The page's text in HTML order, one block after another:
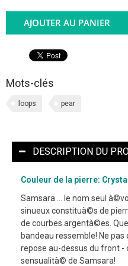
AJOUTER AU PANIER
Mots-clés
loops pear
DESCRIPTION DU
Couleur de la pierre:
Samsara ... le nom seul
sinueux constituà©s de
de courbes argentà©es.
bandeau ressemble! Ne
repose au-dessus du front
sensualità© de Samsara!